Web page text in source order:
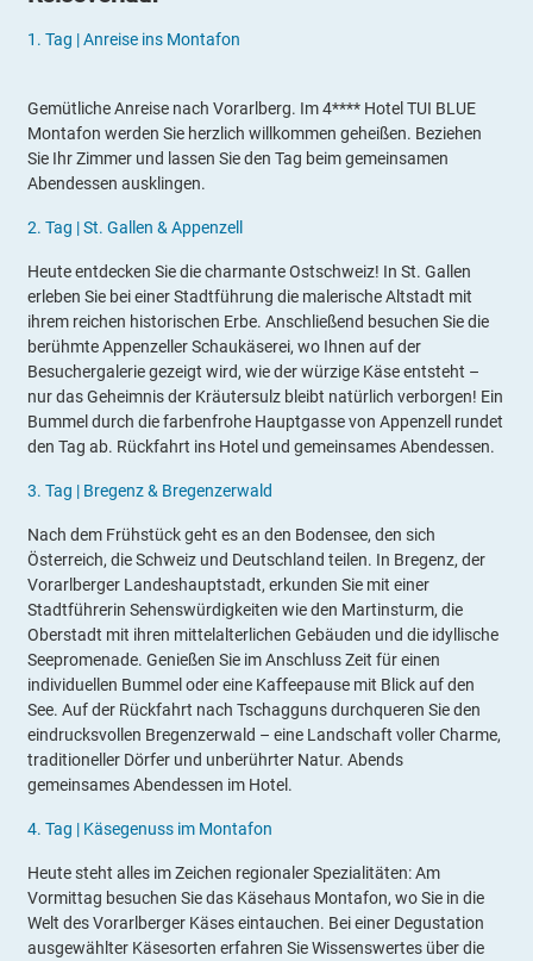
1. Tag |Anreise ins Montafon
Gemütliche Anreise nach Vorarlberg. Im 4**** Hotel TUI BLUE
Montafon werden Sie herzlich willkommen geheißen. Beziehen
Sie Ihr Zimmer und lassen Sie den Tag beim gemeinsamen
Abendessen ausklingen.
2. Tag |St. Gallen & Appenzell
Heute entdecken Sie die charmante Ostschweiz! In St. Gallen
erleben Sie bei einer Stadtführung die malerische Altstadt mit
ihrem reichen historischen Erbe. Anschließend besuchen Sie die
berühmte Appenzeller Schaukäserei, wo Ihnen auf der
Besuchergalerie gezeigt wird, wie der würzige Käse entsteht –
nur das Geheimnis der Kräutersulz bleibt natürlich verborgen! Ein
Bummel durch die farbenfrohe Hauptgasse von Appenzell rundet
den Tag ab. Rückfahrt ins Hotel und gemeinsames Abendessen.
3. Tag | Bregenz & Bregenzerwald
Nach dem Frühstück geht es an den Bodensee, den sich
Österreich, die Schweiz und Deutschland teilen. In Bregenz, der
Vorarlberger Landeshauptstadt, erkunden Sie mit einer
Stadtführerin Sehenswürdigkeiten wie den Martinsturm, die
Oberstadt mit ihren mittelalterlichen Gebäuden und die idyllische
Seepromenade. Genießen Sie im Anschluss Zeit für einen
individuellen Bummel oder eine Kaffeepause mit Blick auf den
See. Auf der Rückfahrt nach Tschagguns durchqueren Sie den
eindrucksvollen Bregenzerwald – eine Landschaft voller Charme,
traditioneller Dörfer und unberührter Natur. Abends
gemeinsames Abendessen im Hotel.
4. Tag | Käsegenuss im Montafon
Heute steht alles im Zeichen regionaler Spezialitäten: Am
Vormittag besuchen Sie das Käsehaus Montafon, wo Sie in die
Welt des Vorarlberger Käses eintauchen. Bei einer Degustation
ausgewählter Käsesorten erfahren Sie Wissenswertes über die